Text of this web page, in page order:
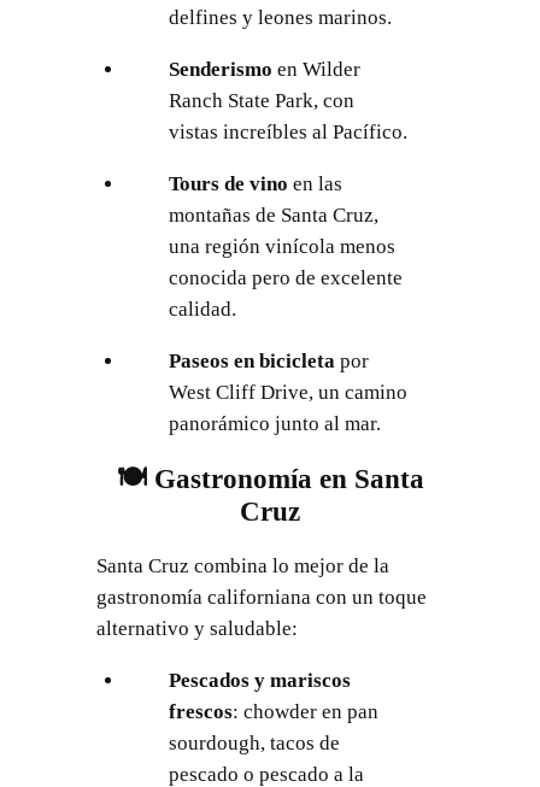
delfines y leones marinos.
Senderismo en Wilder
Ranch State Park, con
vistas increíbles al Pacífico.
Tours de vino en las
montañas de Santa Cruz,
una región vinícola menos
conocida pero de excelente
calidad.
Paseos en bicicleta por
West Cliff Drive, un camino
panorámico junto al mar.
🍽️ Gastronomía en Santa
Cruz
Santa Cruz combina lo mejor de la
gastronomía californiana con un toque
alternativo y saludable:
Pescados y mariscos
frescos: chowder en pan
sourdough, tacos de
pescado o pescado a la